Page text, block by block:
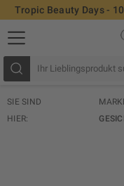
Tropic Beauty Days -
SIE SIND
HIER: